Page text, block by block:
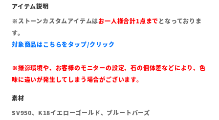
※ストーンカスタムアイテムはお一人様合計1点まで となっておりま
す。
対象商品はこちらをタップ/クリック
※撮影環境や、お客様のモニターの設定、石の個体差などにより、色
味に違いが発生してしまう場合がございます。
SV950、K18イエローゴールド、ブルートパーズ